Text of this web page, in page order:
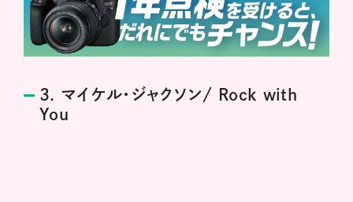
3. マイケル・ジャクソン/ Rock with
You